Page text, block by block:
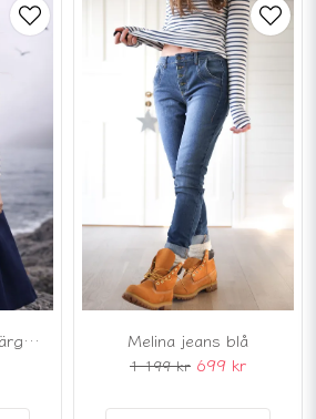
Randig klänning i skärgårdsblått Melina jeans blå
1 199 kr 699 kr